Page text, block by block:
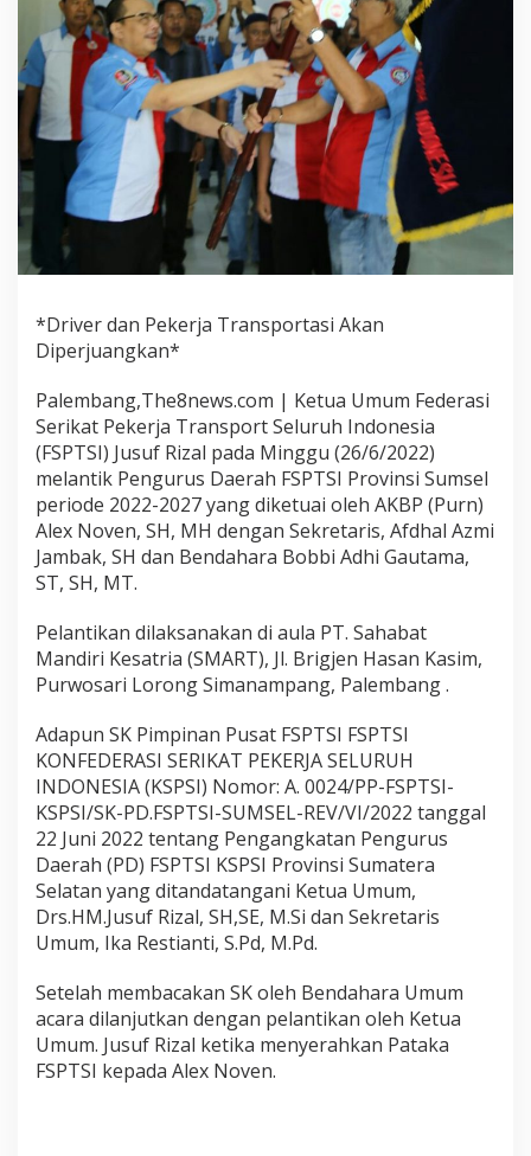
*Driver dan Pekerja Transportasi Akan
Diperjuangkan*
Palembang,The8news.com | Ketua Umum Federasi
Serikat Pekerja Transport Seluruh Indonesia
(FSPTSI) Jusuf Rizal pada Minggu (26/6/2022)
melantik Pengurus Daerah FSPTSI Provinsi Sumsel
periode 2022-2027 yang diketuai oleh AKBP (Purn)
Alex Noven, SH, MH dengan Sekretaris, Afdhal Azmi
Jambak, SH dan Bendahara Bobbi Adhi Gautama,
ST, SH, MT.
Pelantikan dilaksanakan di aula PT. Sahabat
Mandiri Kesatria (SMART), Jl. Brigjen Hasan Kasim,
Purwosari Lorong Simanampang, Palembang .
Adapun SK Pimpinan Pusat FSPTSI FSPTSI
KONFEDERASI SERIKAT PEKERJA SELURUH
INDONESIA (KSPSI) Nomor: A. 0024/PP-FSPTSI-
KSPSI/SK-PD.FSPTSI-SUMSEL-REV/VI/2022 tanggal
22 Juni 2022 tentang Pengangkatan Pengurus
Daerah (PD) FSPTSI KSPSI Provinsi Sumatera
Selatan yang ditandatangani Ketua Umum,
Drs.HM.Jusuf Rizal, SH,SE, M.Si dan Sekretaris
Umum, Ika Restianti, S.Pd, M.Pd.
Setelah membacakan SK oleh Bendahara Umum
acara dilanjutkan dengan pelantikan oleh Ketua
Umum. Jusuf Rizal ketika menyerahkan Pataka
FSPTSI kepada Alex Noven.